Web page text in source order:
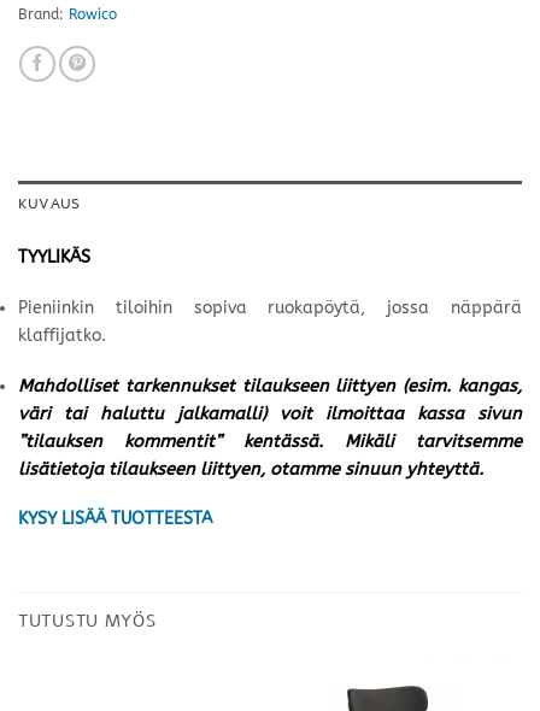
Brand: Rowico
KUVAUS
TYYLIKÄS
Pieniinkin tiloihin sopiva ruokapöytä, jossa näppärä
klaffijatko.
Mahdolliset tarkennukset tilaukseen liittyen (esim. kangas,
väri tai haluttu jalkamalli) voit ilmoittaa kassa sivun
”tilauksen kommentit” kentässä. Mikäli tarvitsemme
lisätietoja tilaukseen liittyen, otamme sinuun yhteyttä.
KYSY LISÄÄ TUOTTEESTA
TUTUSTU MYÖS